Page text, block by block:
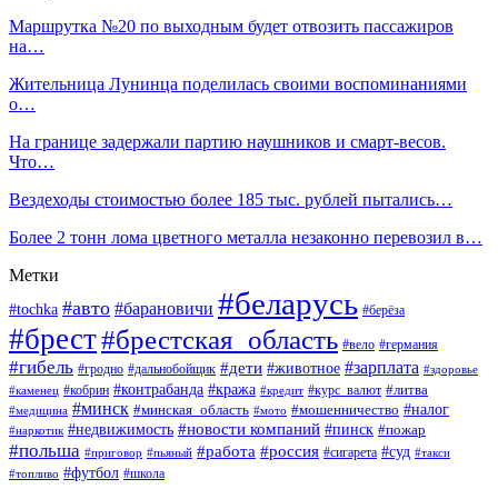
Маршрутка №20 по выходным будет отвозить пассажиров
на…
Жительница Лунинца поделилась своими воспоминаниями
о…
На границе задержали партию наушников и смарт-весов.
Что…
Вездеходы стоимостью более 185 тыс. рублей пытались…
Более 2 тонн лома цветного металла незаконно перевозил в…
Метки
#tochka #авто #барановичи #беларусь #берёза
#брест#брестская_область #вело #германия
#гибель #гродно #дальнобойщик #дети #животное #зарплата #здоровье
#каменец #кобрин #контрабанда #кража #кредит #курс_валют #литва
#медицина #минск #минская_область #мото #мошенничество #налог
#наркотик #недвижимость #новости компаний #пинск #пожар
#польша #приговор #пьяный #работа #россия #сигарета #суд #такси
#топливо #футбол #школа